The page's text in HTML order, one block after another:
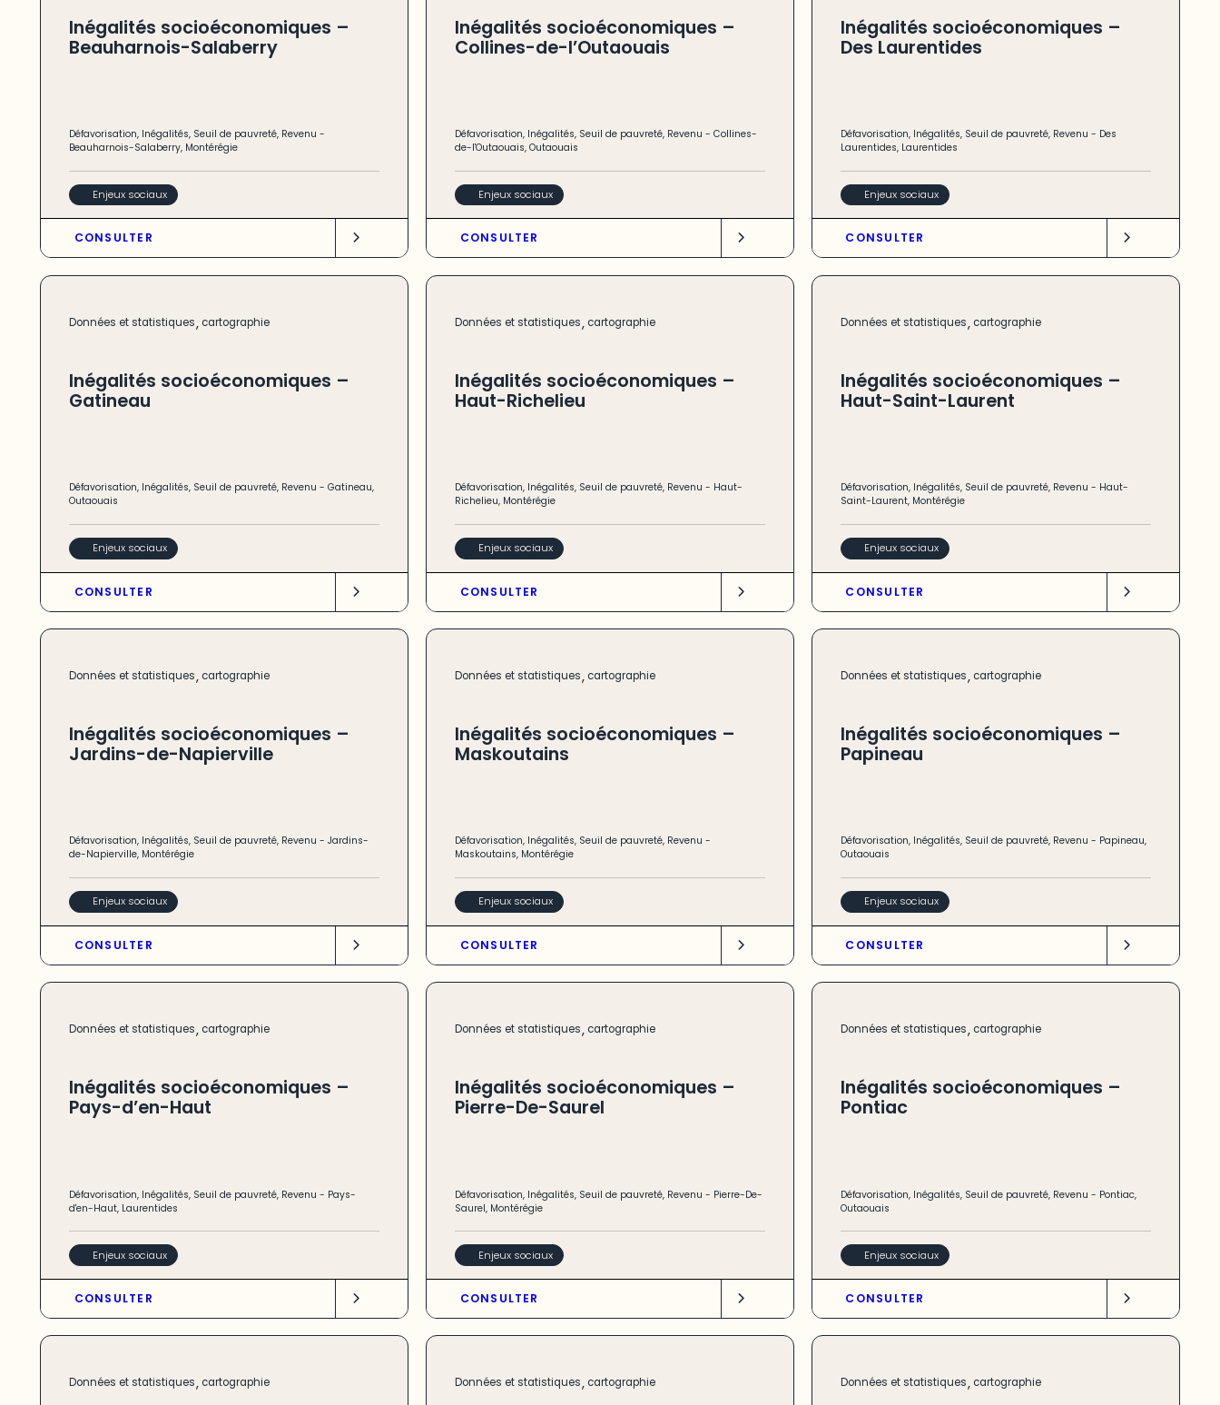
Inégalités socioéconomiques –
Beauharnois-Salaberry
Défavorisation, Inégalités, Seuil de pauvreté, Revenu -
Beauharnois-Salaberry, Montérégie
Enjeux sociaux
CONSULTER
Inégalités socioéconomiques –
Collines-de-l’Outaouais
Défavorisation, Inégalités, Seuil de pauvreté, Revenu - Collines-
de-l'Outaouais, Outaouais
Enjeux sociaux
CONSULTER
Inégalités socioéconomiques –
Des Laurentides
Défavorisation, Inégalités, Seuil de pauvreté, Revenu - Des
Laurentides, Laurentides
Enjeux sociaux
CONSULTER
Données et statistiques, cartographie
Inégalités socioéconomiques –
Gatineau
Défavorisation, Inégalités, Seuil de pauvreté, Revenu - Gatineau,
Outaouais
Enjeux sociaux
CONSULTER
Données et statistiques, cartographie
Inégalités socioéconomiques –
Haut-Richelieu
Défavorisation, Inégalités, Seuil de pauvreté, Revenu - Haut-
Richelieu, Montérégie
Enjeux sociaux
CONSULTER
Données et statistiques, cartographie
Inégalités socioéconomiques –
Haut-Saint-Laurent
Défavorisation, Inégalités, Seuil de pauvreté, Revenu - Haut-
Saint-Laurent, Montérégie
Enjeux sociaux
CONSULTER
Données et statistiques, cartographie
Inégalités socioéconomiques –
Jardins-de-Napierville
Défavorisation, Inégalités, Seuil de pauvreté, Revenu - Jardins-
de-Napierville, Montérégie
Enjeux sociaux
CONSULTER
Données et statistiques, cartographie
Inégalités socioéconomiques –
Maskoutains
Défavorisation, Inégalités, Seuil de pauvreté, Revenu -
Maskoutains, Montérégie
Enjeux sociaux
CONSULTER
Données et statistiques, cartographie
Inégalités socioéconomiques –
Papineau
Défavorisation, Inégalités, Seuil de pauvreté, Revenu - Papineau,
Outaouais
Enjeux sociaux
CONSULTER
Données et statistiques, cartographie
Inégalités socioéconomiques –
Pays-d’en-Haut
Défavorisation, Inégalités, Seuil de pauvreté, Revenu - Pays-
d'en-Haut, Laurentides
Enjeux sociaux
CONSULTER
Données et statistiques, cartographie
Inégalités socioéconomiques –
Pierre-De-Saurel
Défavorisation, Inégalités, Seuil de pauvreté, Revenu - Pierre-De-
Saurel, Montérégie
Enjeux sociaux
CONSULTER
Données et statistiques, cartographie
Inégalités socioéconomiques –
Pontiac
Défavorisation, Inégalités, Seuil de pauvreté, Revenu - Pontiac,
Outaouais
Enjeux sociaux
CONSULTER
Données et statistiques, cartographie Données et statistiques, cartographie Données et statistiques, cartographie